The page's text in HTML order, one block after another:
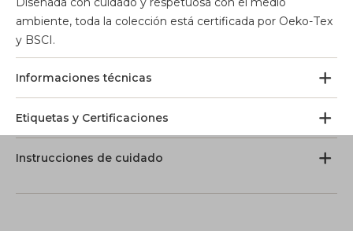
ambiente, toda la colección está certificada por Oeko-Tex
y BSCI.
Informaciones técnicas
Etiquetas y Certificaciones
Instrucciones de cuidado